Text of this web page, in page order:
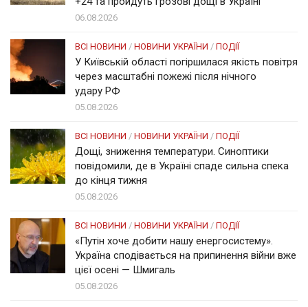
06.08.2026
ВСІ НОВИНИ / НОВИНИ УКРАЇНИ / ПОДІЇ
У Київській області погіршилася якість повітря
через масштабні пожежі після нічного
удару РФ
05.08.2026
ВСІ НОВИНИ / НОВИНИ УКРАЇНИ / ПОДІЇ
Дощі, зниження температури. Синоптики
повідомили, де в Україні спаде сильна спека
до кінця тижня
05.08.2026
ВСІ НОВИНИ / НОВИНИ УКРАЇНИ / ПОДІЇ
«Путін хоче добити нашу енергосистему».
Україна сподівається на припинення війни вже
цієї осені — Шмигаль
05.08.2026